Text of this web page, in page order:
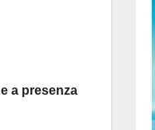
a presenza